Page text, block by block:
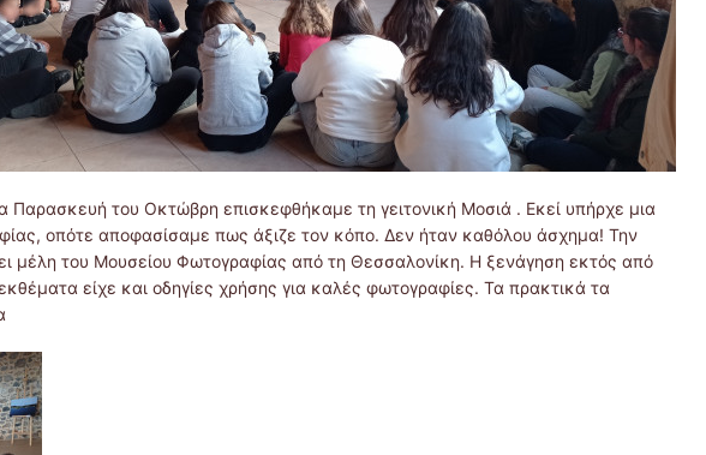
Παρασκευή του Οκτώβρη επισκεφθήκαμε τη γειτονική Μοσιά . Εκεί υπήρχε μια
οπότε αποφασίσαμε πως άξιζε τον κόπο. Δεν ήταν καθόλου άσχημα! Την
μέλη του Μουσείου Φωτογραφίας από τη Θεσσαλονίκη. Η ξενάγηση εκτός από
είχε και οδηγίες χρήσης για καλές φωτογραφίες. Τα πρακτικά τα